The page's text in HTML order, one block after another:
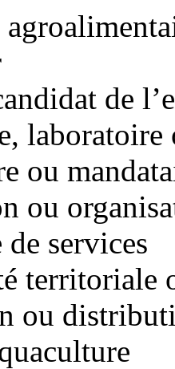
de
laboratoire
ou
ou
de services
territoriale
ou